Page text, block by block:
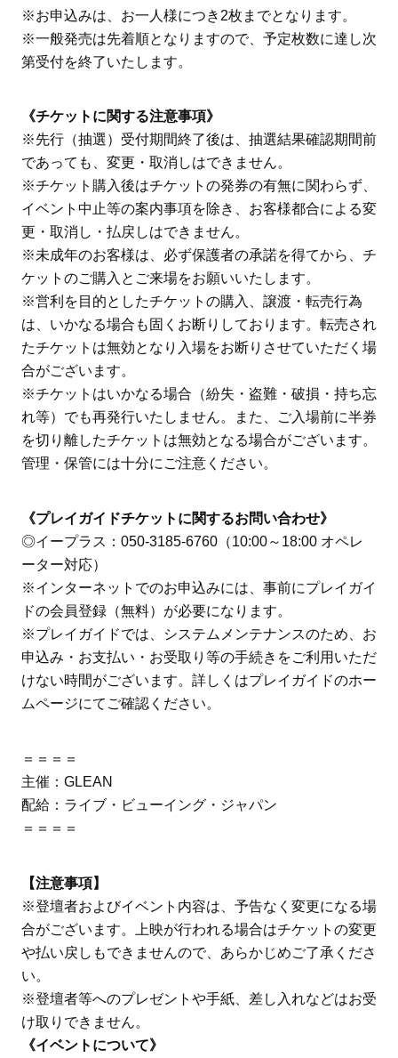
※お申込みは、お一人様につき2枚までとなります。
※一般発売は先着順となりますので、予定枚数に達し次
第受付を終了いたします。
《チケットに関する注意事項》
※先行（抽選）受付期間終了後は、抽選結果確認期間前
であっても、変更・取消しはできません。
※チケット購入後はチケットの発券の有無に関わらず、
イベント中止等の案内事項を除き、お客様都合による変
更・取消し・払戻しはできません。
※未成年のお客様は、必ず保護者の承諾を得てから、チ
ケットのご購入とご来場をお願いいたします。
※営利を目的としたチケットの購入、譲渡・転売行為
は、いかなる場合も固くお断りしております。転売され
たチケットは無効となり入場をお断りさせていただく場
合がございます。
※チケットはいかなる場合（紛失・盗難・破損・持ち忘
れ等）でも再発行いたしません。また、ご入場前に半券
を切り離したチケットは無効となる場合がございます。
管理・保管には十分にご注意ください。
《プレイガイドチケットに関するお問い合わせ》
◎イープラス：050-3185-6760（10:00～18:00 オペレ
ーター対応）
※インターネットでのお申込みには、事前にプレイガイ
ドの会員登録（無料）が必要になります。
※プレイガイドでは、システムメンテナンスのため、お
申込み・お支払い・お受取り等の手続きをご利用いただ
けない時間がございます。詳しくはプレイガイドのホー
ムページにてご確認ください。
＝＝＝＝
主催：GLEAN
配給：ライブ・ビューイング・ジャパン
＝＝＝＝
【注意事項】
※登壇者およびイベント内容は、予告なく変更になる場
合がございます。上映が行われる場合はチケットの変更
や払い戻しもできませんので、あらかじめご了承くださ
い。
※登壇者等へのプレゼントや手紙、差し入れなどはお受
け取りできません。
《イベントについて》